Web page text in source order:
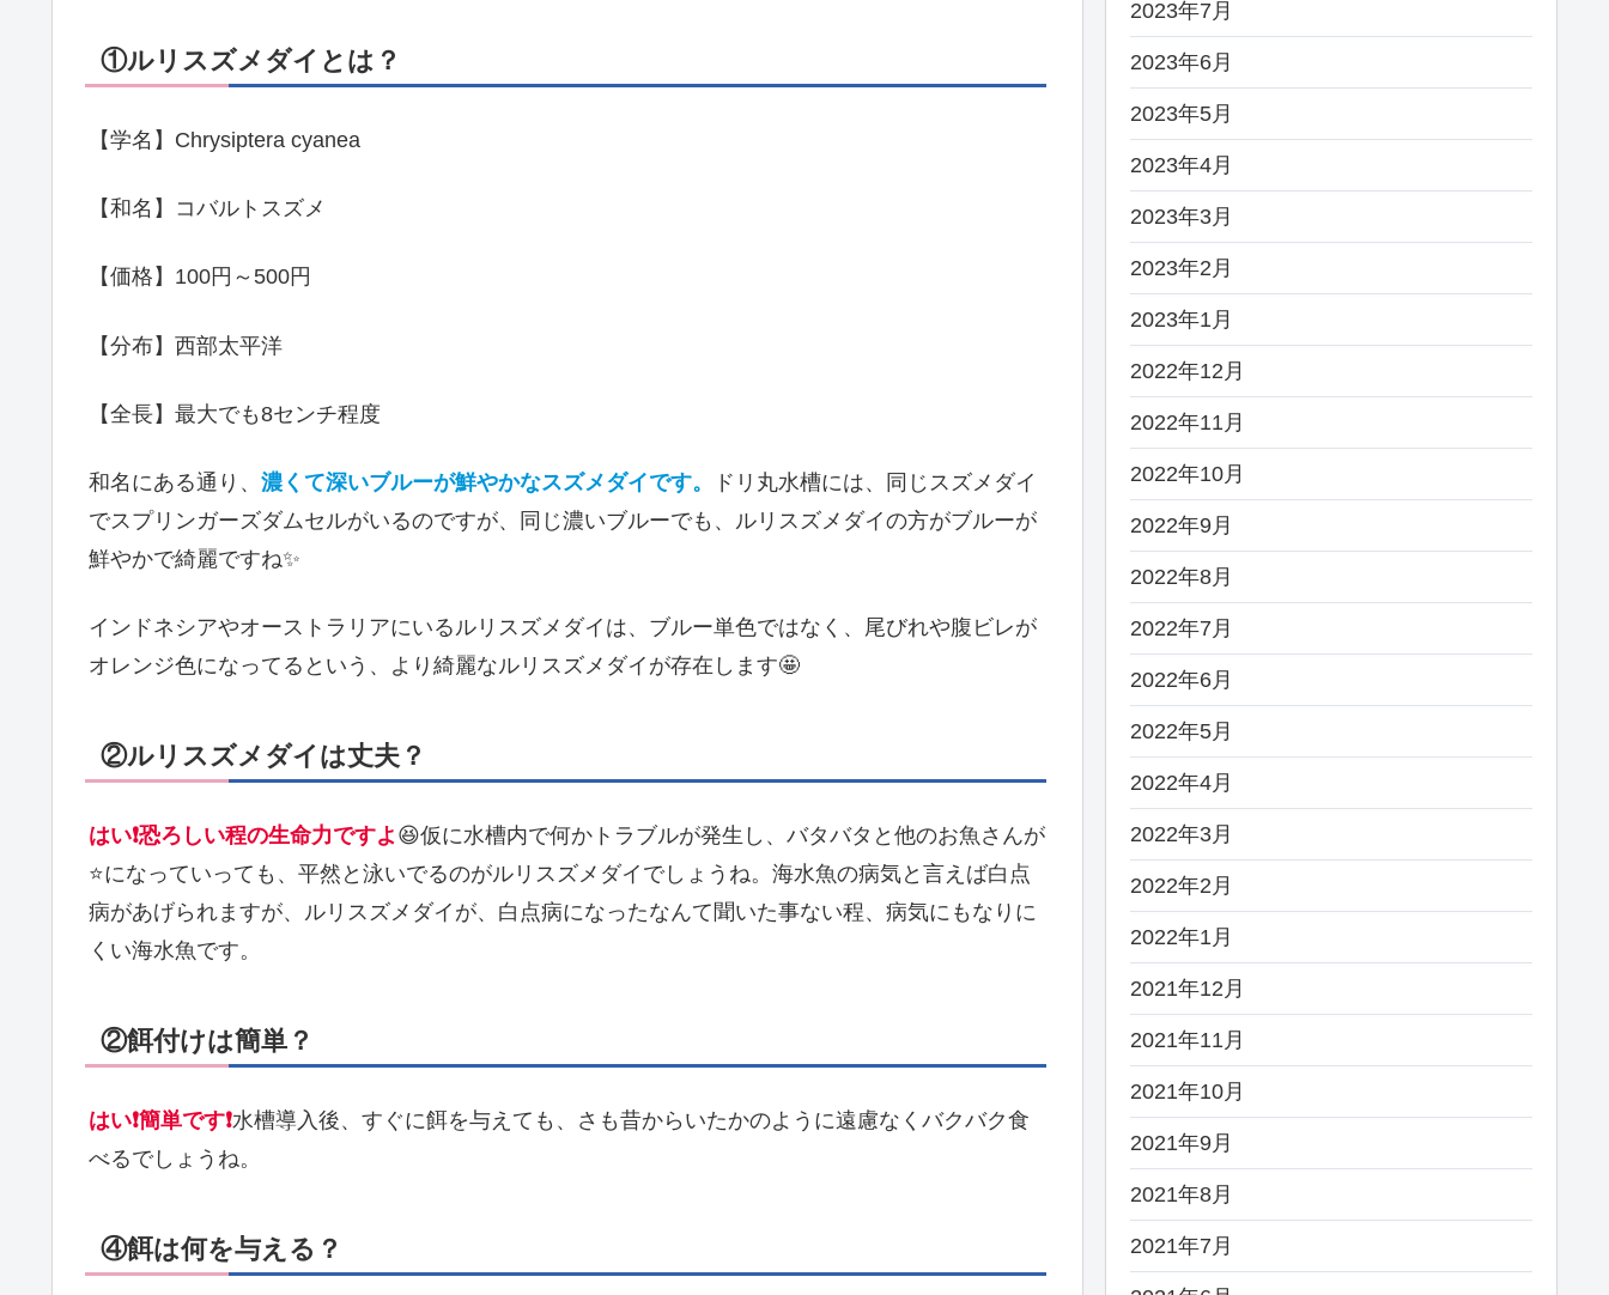
①ルリスズメダイとは？
【学名】Chrysiptera cyanea
【和名】コバルトスズメ
【価格】100円～500円
【分布】西部太平洋
【全長】最大でも8センチ程度
和名にある通り、 濃くて深いブルーが鮮やかなスズメダイです。
ドリ丸水槽には、同じスズメダイ
でスプリンガーズダムセルがいるのですが、同じ濃いブルーでも、ルリスズメダイの方がブルーが
鮮やかで綺麗ですね✨
インドネシアやオーストラリアにいるルリスズメダイは、ブルー単色ではなく、尾びれや腹ビレが
オレンジ色になってるという、より綺麗なルリスズメダイが存在します🤩
②ルリスズメダイは丈夫？
はい❗恐ろしい程の生命力ですよ 😆仮に水槽内で何かトラブルが発生し、バタバタと他のお魚さんが
⭐になっていっても、平然と泳いでるのがルリスズメダイでしょうね。海水魚の病気と言えば白点
病があげられますが、ルリスズメダイが、白点病になったなんて聞いた事ない程、病気にもなりに
くい海水魚です。
②餌付けは簡単？
はい❗簡単です❗水槽導入後、すぐに餌を与えても、さも昔からいたかのように遠慮なくバクバク食
べるでしょうね。
④餌は何を与える？
2023年7月
2023年6月
2023年5月
2023年4月
2023年3月
2023年2月
2023年1月
2022年12月
2022年11月
2022年10月
2022年9月
2022年8月
2022年7月
2022年6月
2022年5月
2022年4月
2022年3月
2022年2月
2022年1月
2021年12月
2021年11月
2021年10月
2021年9月
2021年8月
2021年7月